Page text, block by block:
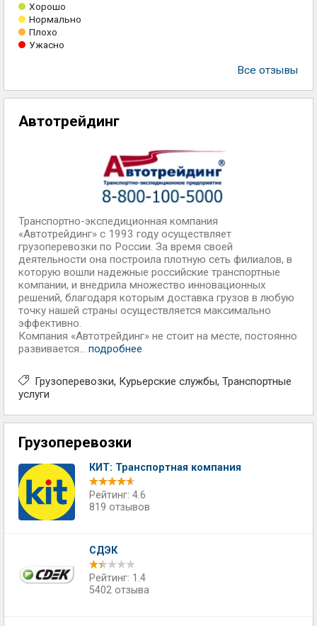
Хорошо
Нормально
Плохо
Ужасно
Все отзывы
Автотрейдинг
Транспортно-экспедиционная компания
«Автотрейдинг» с 1993 году осуществляет
грузоперевозки по России. За время своей
деятельности она построила плотную сеть филиалов, в
которую вошли надежные российские транспортные
компании, и внедрила множество инновационных
решений, благодаря которым доставка грузов в любую
точку нашей страны осуществляется максимально
эффективно.
Компания «Автотрейдинг» не стоит на месте, постоянно
развивается... подробнее
Грузоперевозки Курьерские службы Транспортные
услуги
Грузоперевозки
КИТ: Транспортная компания
Рейтинг: 4.6
819 отзывов
СДЭК
Рейтинг: 1.4
5402 отзыва